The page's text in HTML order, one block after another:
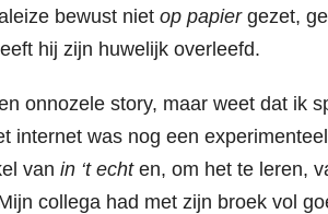
bewust niet op papiergezet,
hij zijn huwelijk overleefd.
onnozele story, maar weet dat ik
internet was nog een
van in ‘t echten, om het te leren,
collega had met zijn broek vol